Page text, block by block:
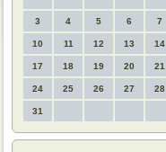
3 4 5 6 7
10 11 12 13 14
17 18 19 20 21
24 25 26 27 28
31